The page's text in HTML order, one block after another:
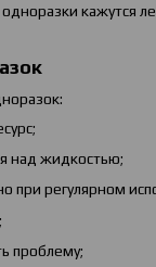
кажутся
над жидкостью;
при регулярном
проблему;